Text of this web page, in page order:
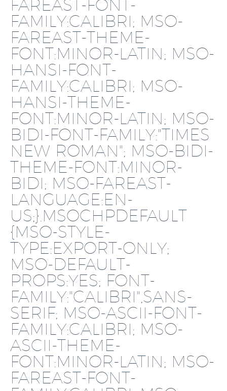
FAREAST-FONT-
FAMILY:CALIBRI; MSO-
FAREAST-THEME-
FONT:MINOR-LATIN; MSO-
HANSI-FONT-
FAMILY:CALIBRI; MSO-
HANSI-THEME-
FONT:MINOR-LATIN; MSO-
BIDI-FONT-FAMILY:"TIMES
NEW ROMAN"; MSO-BIDI-
THEME-FONT:MINOR-
BIDI; MSO-FAREAST-
LANGUAGE:EN-
US;}.MSOCHPDEFAULT
{MSO-STYLE-
TYPE:EXPORT-ONLY;
MSO-DEFAULT-
PROPS:YES; FONT-
FAMILY:"CALIBRI",SANS-
SERIF; MSO-ASCII-FONT-
FAMILY:CALIBRI; MSO-
ASCII-THEME-
FONT:MINOR-LATIN; MSO-
FAREAST-FONT-